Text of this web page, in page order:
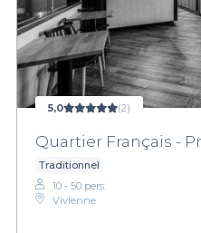
5,0 (2)
Quartier Français -
Traditionnel
10 - 50 pers.
Vivienne